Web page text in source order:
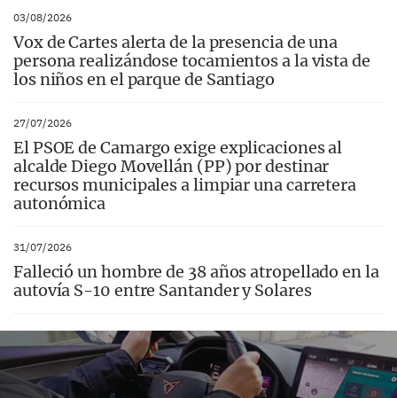
03/08/2026
Vox de Cartes alerta de la presencia de una
persona realizándose tocamientos a la vista de
los niños en el parque de Santiago
27/07/2026
El PSOE de Camargo exige explicaciones al
alcalde Diego Movellán (PP) por destinar
recursos municipales a limpiar una carretera
autonómica
31/07/2026
Falleció un hombre de 38 años atropellado en la
autovía S-10 entre Santander y Solares